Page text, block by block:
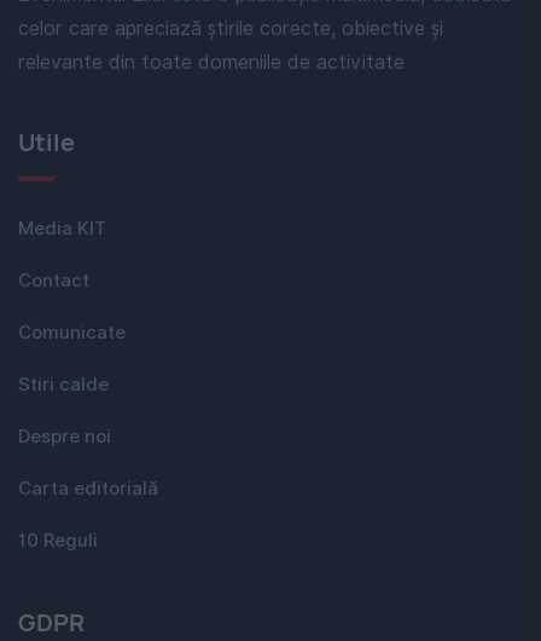
celor care apreciază știrile corecte, obiective și
relevante din toate domeniile de activitate
Utile
Media KIT
Contact
Comunicate
Stiri calde
Despre noi
Carta editorială
10 Reguli
GDPR